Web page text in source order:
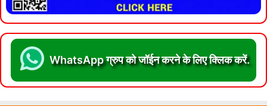
WhatsApp ग्रुप को जॉईन करने के लिए क्लिक करें.